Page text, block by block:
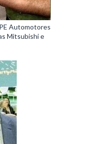
Automotores
Mitsubishi e